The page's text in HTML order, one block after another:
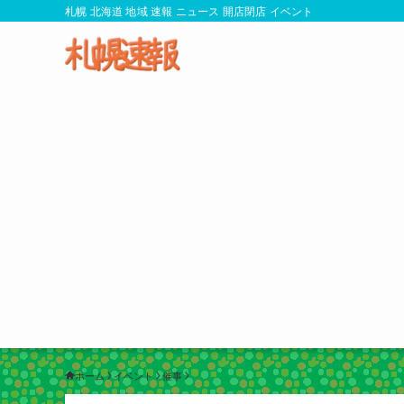
札幌 北海道 地域 速報 ニュース 開店閉店 イベント
ホーム イベント 催事